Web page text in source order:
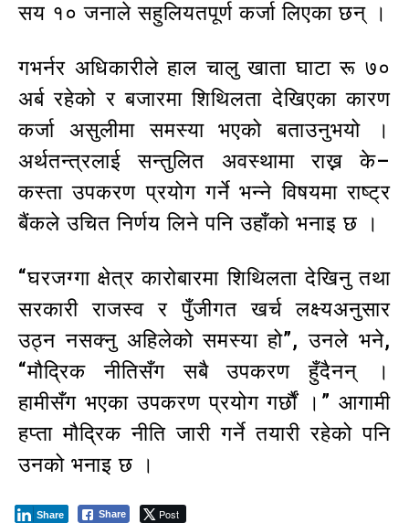
सय १० जनाले सहुलियतपूर्ण कर्जा लिएका छन् ।
गभर्नर अधिकारीले हाल चालु खाता घाटा रू ७०
अर्ब रहेको र बजारमा शिथिलता देखिएका कारण
कर्जा असुलीमा समस्या भएको बताउनुभयो ।
अर्थतन्त्रलाई सन्तुलित अवस्थामा राख्न के–
कस्ता उपकरण प्रयोग गर्ने भन्ने विषयमा राष्ट्र
बैंकले उचित निर्णय लिने पनि उहाँको भनाइ छ ।
“घरजग्गा क्षेत्र कारोबारमा शिथिलता देखिनु तथा
सरकारी राजस्व र पुँजीगत खर्च लक्ष्यअनुसार
उठ्न नसक्नु अहिलेको समस्या हो”, उनले भने,
“मौद्रिक नीतिसँग सबै उपकरण हुँदैनन् ।
हामीसँग भएका उपकरण प्रयोग गर्छौं ।” आगामी
हप्ता मौद्रिक नीति जारी गर्ने तयारी रहेको पनि
उनको भनाइ छ ।
Share Post
Share